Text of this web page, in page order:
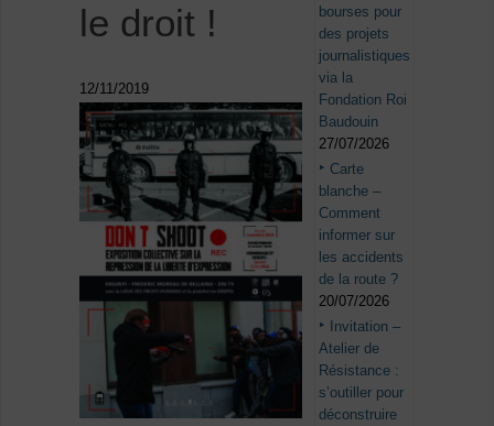
le droit !
12/11/2019
bourses pour
des projets
journalistiques
via la
Fondation Roi
Baudouin
27/07/2026
Carte
blanche –
Comment
informer sur
les accidents
de la route ?
20/07/2026
Invitation –
Atelier de
Résistance :
s’outiller pour
déconstruire